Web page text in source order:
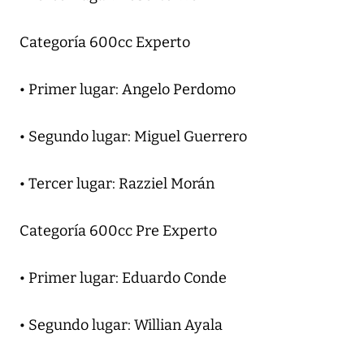
Categoría 600cc Experto
• Primer lugar: Angelo Perdomo
• Segundo lugar: Miguel Guerrero
• Tercer lugar: Razziel Morán
Categoría 600cc Pre Experto
• Primer lugar: Eduardo Conde
• Segundo lugar: Willian Ayala